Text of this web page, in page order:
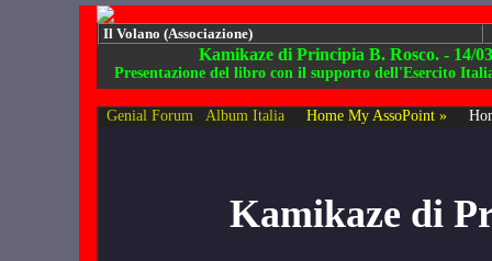
Il Volano (Associazione)
Kamikaze di Principia B. Rosco. - 14/
Presentazione del libro con il supporto dell'Esercito
Genial Forum Album Italia Home My AssoPoint »
Kamikaze di